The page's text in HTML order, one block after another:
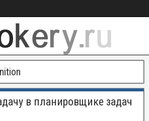
в планировщике задач